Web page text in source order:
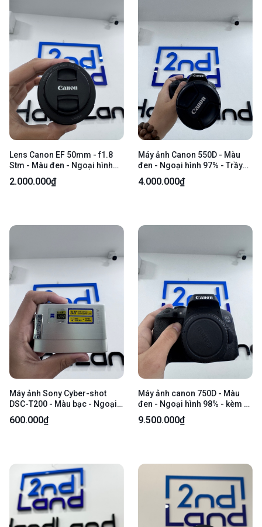
Lens Canon EF 50mm - f1.8
Stm - Màu đen - Ngoại hình
98% - Body
2.000.000₫
Máy ảnh Canon 550D - Màu
đen - Ngoại hình 97% - Trầy
xước, mất đệm da 1 góc, bể
cao su che cổng kết nối - Kèm
4.000.000₫
Máy ảnh Sony Cyber-shot
DSC-T200 - Màu bạc - Ngoại
hình 97% - Trầy nhiều, bể nhựa
gần nắp pin, xước, Màn LCD
600.000₫
Máy ảnh canon 750D - Màu
đen - Ngoại hình 98% - kèm 1
pin, 1 sạc, 1 túi , Kèm lens EFS
18-55mm, f3.5-5 6, is stm -
9.500.000₫